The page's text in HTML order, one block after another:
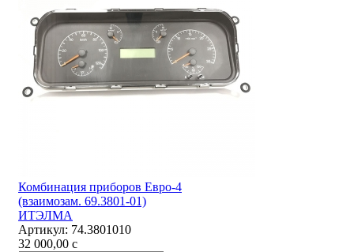
Комбинация приборов Евро-4
(взаимозам. 69.3801-01)
ИТЭЛМА
Артикул: 74.3801010
32 000,00 c